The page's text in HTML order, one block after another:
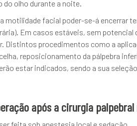
do olho durante a noite.
motilidade facial poder-se-á encerrar
Em casos estáveis, sem potencial
Distintos procedimentos como a
reposicionamento da pálpebra
estar indicados, sendo a sua
após a cirurgia